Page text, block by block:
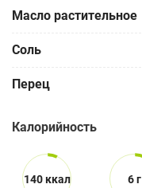
Масло растительное
Соль
Перец
Калорийность
140 ккал 6 г